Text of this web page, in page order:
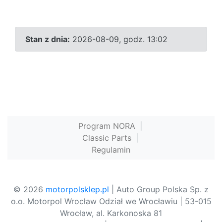
Stan z dnia: 2026-08-09, godz. 13:02
Program NORA
Classic Parts
Regulamin
© 2026 motorpolsklep.pl | Auto Group Polska Sp. z
o.o. Motorpol Wrocław Odział we Wrocławiu | 53-015
Wrocław, al. Karkonoska 81